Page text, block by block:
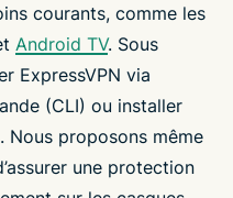
courants, comme les
Android TV. Sous
ExpressVPN via
(CLI) ou installer
Nous proposons même
une protection